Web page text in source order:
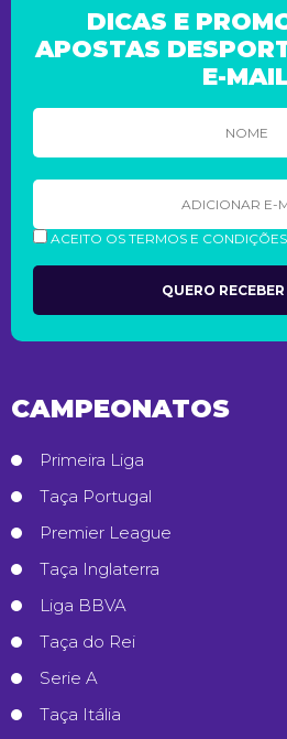
DICAS E
APOSTAS
E-
ACEITO OS TERMOS E
CAMPEONATOS
Primeira Liga
Taça Portugal
Premier League
Taça Inglaterra
Liga BBVA
Taça do Rei
Serie A
Taça Itália